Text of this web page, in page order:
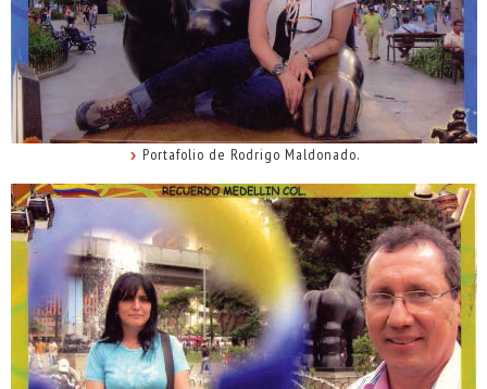
Portafolio de Rodrigo Maldonado.